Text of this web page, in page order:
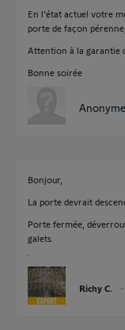
En l'état actuel votre
porte de façon pérenne;
Attention à la garantie
Bonne soirée
Anonyme
Bonjour,
La porte devrait
Porte fermée,
galets.
Richy C.